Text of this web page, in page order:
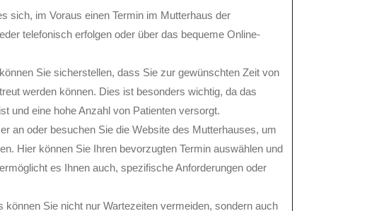
sich, im Voraus einen Termin im Mutterhaus der
telefonisch erfolgen oder über das bequeme Online-
Sie sicherstellen, dass Sie zur gewünschten Zeit von
werden können. Dies ist besonders wichtig, da das
und eine hohe Anzahl von Patienten versorgt.
an oder besuchen Sie die Website des Mutterhauses, um
Hier können Sie Ihren bevorzugten Termin auswählen und
es Ihnen auch, spezifische Anforderungen oder
können Sie nicht nur Wartezeiten vermeiden, sondern auch